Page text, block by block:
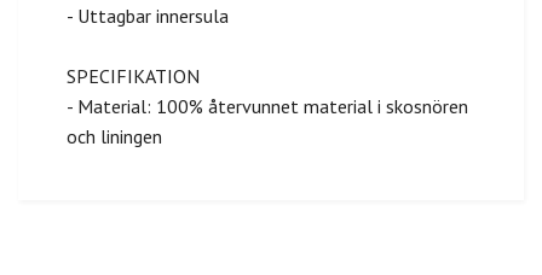
- Uttagbar innersula
SPECIFIKATION
- Material: 100% återvunnet material i skosnören
och liningen